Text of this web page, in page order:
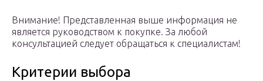
Внимание! Представленная выше информация не
является руководством к покупке. За любой
консультацией следует обращаться к специалистам!
Критерии выбора